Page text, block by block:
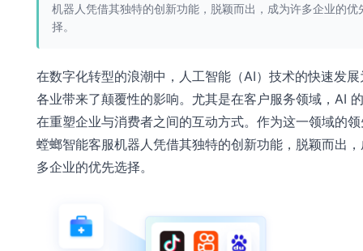
机器人凭借其独特的创新功能，脱颖而出，成为许多企业的优
择。
在数字化转型的浪潮中，人工智能（AI）技术的快速发展
各业带来了颠覆性的影响。尤其是在客户服务领域，AI
在重塑企业与消费者之间的互动方式。作为这一领域的
螳螂智能客服机器人凭借其独特的创新功能，脱颖而出
多企业的优先选择。